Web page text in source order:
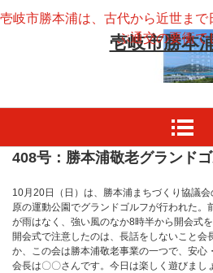
壱岐市勝本
壱岐市勝本浦は、古代から近世ま
ぶ通交の要衝で
408号：勝本浦敬老グランド
10月20日（日）は、勝本浦まちづくり協議
原の運動公園でグランドゴルフが行われた。
が雨はなく、強い風のなか8時半から開会式
開会式で注意したのは、長話をしないこと会
か、この会は勝本浦敬老事業の一つで、安心
会長は〇〇さんです。今日は楽しく遊びまし